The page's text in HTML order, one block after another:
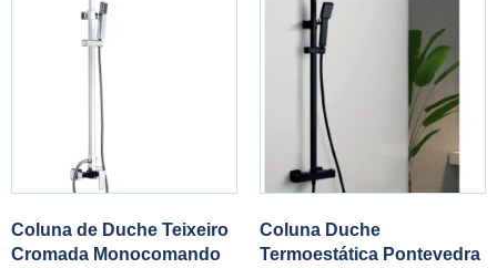
Coluna de Duche Teixeiro
Cromada Monocomando
Coluna Duche
Termoestática Pontevedra